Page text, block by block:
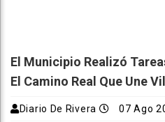
El Municipio Realizó
El Camino Real Que Une
Diario De Rivera 07 Ago